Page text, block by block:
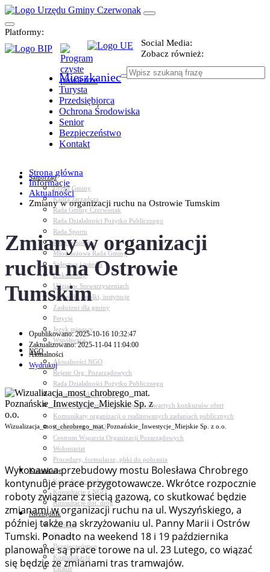
Platformy:
Social Media:
Zobacz również:
Mieszkaniec
Turysta
Przedsiębiorca
Ochrona Środowiska
Senior
Bezpieczeństwo
Kontakt
Samorząd
Urząd Gminy
Kadra zarządcza
Rada Gminy Czerwonak
Rada Działalności Pożytku Publicznego
Rada Sportu
Rada Seniorów
Młodzieżowa Rada Gminy
Sołectwa i osiedla
Dokumenty
Udział w Stowarzyszeniach
Jednostki, spółki, instytucje
Zasłużeni dla gminy
Petycje
Język migowy
Współpraca
NGO
Aktualności NGO
Rejestr Org. Pozarządowych
Rada Działalności Pożytku Publicznego
Otwarte konkursy ofert
Dotacje udzielone z pominięciem otwartych konkursów ofert
Komunikaty organizacji o realizowanych zadaniach publicznych
Konsultacje z NGO
Centrum Wsparcia Organizacji Pozarządowych
Wolontariat
Procedury, formularze, pliki do pobrania
Konsultacje
Konsultacje społeczne
Konsultacje z NGO
Konsultacje dot. dróg
Niezbędnik
Zdrowie
Oświata
Bezpieczeństwo
Komunikacja
Parafie
Strona główna
Informacje
Aktualności
Zmiany w organizacji ruchu na Ostrowie Tumskim
Zmiany w organizacji
ruchu na Ostrowie
Tumskim
Opublikowano: 2025-10-16 10:32:47
Zaktualizowano: 2025-11-04 11:04:00
Aktualności
Wydrukuj
Wizualizacja_most_chrobrego_mat. Poznańskie_Inwestycje_Miejskie Sp. z o.o.
Wykonawca przebudowy mostu Bolesława Chrobrego
kontynuuje prace przygotowawcze. Wkrótce rozpocznie
roboty związane z siecią gazową, co skutkować będzie
zmianami w organizacji ruchu na ul. Wyszyńskiego, a
później także na skrzyżowaniu ul. Panny Marii i Ostrów
Tumski. Ponadto na weekend 18 i 19 października
planowane są prace torowe na ul. 23 Lutego, co wiązać
się będzie ze zmianami tras tramwajów.